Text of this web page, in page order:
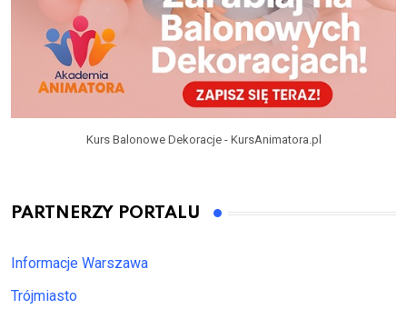
Kurs Balonowe Dekoracje - KursAnimatora.pl
PARTNERZY PORTALU
Informacje Warszawa
Trójmiasto